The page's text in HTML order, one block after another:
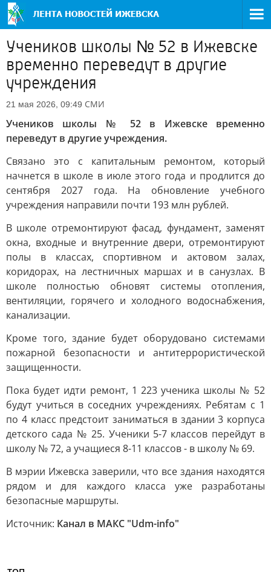
Учеников школы № 52 в Ижевске
временно переведут в другие
учреждения
21 мая 2026, 09:49 СМИ
Учеников школы № 52 в Ижевске временно
переведут в другие учреждения.
Связано это с капитальным ремонтом, который
начнется в школе в июле этого года и продлится до
сентября 2027 года. На обновление учебного
учреждения направили почти 193 млн рублей.
В школе отремонтируют фасад, фундамент, заменят
окна, входные и внутренние двери, отремонтируют
полы в классах, спортивном и актовом залах,
коридорах, на лестничных маршах и в санузлах. В
школе полностью обновят системы отопления,
вентиляции, горячего и холодного водоснабжения,
канализации.
Кроме того, здание будет оборудовано системами
пожарной безопасности и антитеррористической
защищенности.
Пока будет идти ремонт, 1 223 ученика школы № 52
будут учиться в соседних учреждениях. Ребятам с 1
по 4 класс предстоит заниматься в здании 3 корпуса
детского сада № 25. Ученики 5-7 классов перейдут в
школу № 72, а учащиеся 8-11 классов - в школу № 69.
В мэрии Ижевска заверили, что все здания находятся
рядом и для каждого класса уже разработаны
безопасные маршруты.
Источник: Канал в МАКС "Udm-info"